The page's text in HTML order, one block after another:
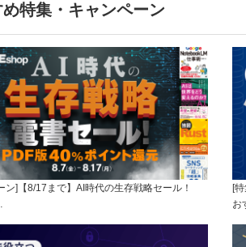
特集・キャンペーン
ン]【8/17まで】AI時代の生存戦略セール！
[
お